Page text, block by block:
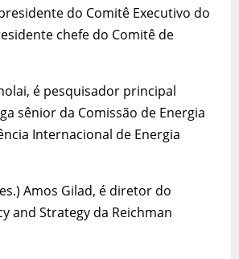
do Comitê Executivo do
chefe do Comitê de
é pesquisador principal
sênior da Comissão de Energia
Internacional de Energia
Amos Gilad, é diretor do
and Strategy da Reichman